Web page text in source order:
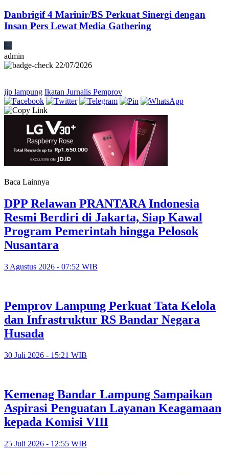
Danbrigif 4 Marinir/BS Perkuat Sinergi dengan
Insan Pers Lewat Media Gathering
admin
22/07/2026
ijp lampung Ikatan Jurnalis Pemprov
Baca Lainnya
DPP Relawan PRANTARA Indonesia
Resmi Berdiri di Jakarta, Siap Kawal
Program Pemerintah hingga Pelosok
Nusantara
3 Agustus 2026 - 07:52 WIB
Pemprov Lampung Perkuat Tata Kelola
dan Infrastruktur RS Bandar Negara
Husada
30 Juli 2026 - 15:21 WIB
Kemenag Bandar Lampung Sampaikan
Aspirasi Penguatan Layanan Keagamaan
kepada Komisi VIII
25 Juli 2026 - 12:55 WIB